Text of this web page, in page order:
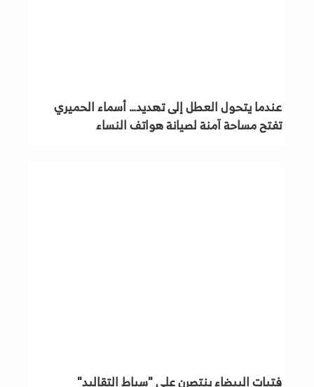
عندما يتحول العطل إلى تهديد… أسماء الحميري
تفتح مساحة آمنة لصيانة هواتف النساء
فتيات البيضاء ينتصرن على "سياط التقاليد"